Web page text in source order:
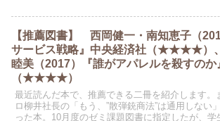
【推薦図書】 西岡健一・南知恵子（
サービス戦略』中央経済社（★★★★）
睦美（2017）『誰がアパレルを殺すの
（★★★★）
最近読んだ本で、推薦できる二冊を紹介します。
ロ柳井社長の「もう、”散弾銃商法”は通用しない
った本。10月度のゼミ課題図書に指定したが、学